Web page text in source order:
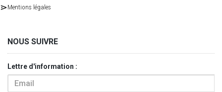
Mentions légales
NOUS SUIVRE
Lettre d'information :